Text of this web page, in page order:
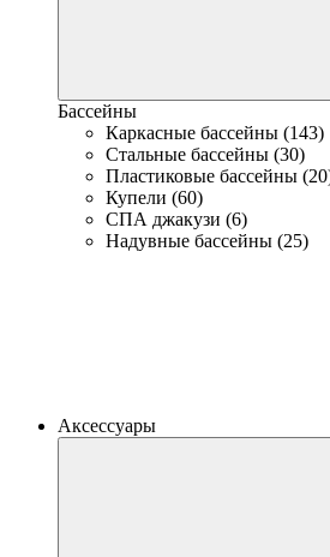
Бассейны
Каркасные бассейны (143)
Стальные бассейны (30)
Пластиковые бассейны
Купели (60)
СПА джакузи (6)
Надувные бассейны (25)
Аксессуары